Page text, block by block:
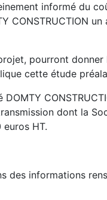
informé du
CONSTRUCTION
pourront
cette étude
dont la
HT.
des informations